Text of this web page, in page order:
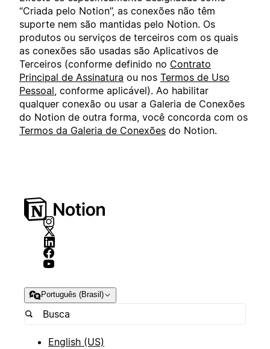
“Criada pelo Notion”, as conexões não têm
suporte nem são mantidas pelo Notion. Os
produtos ou serviços de terceiros com os quais
as conexões são usadas são Aplicativos de
Terceiros (conforme definido no Contrato
Principal de Assinatura ou nos Termos de Uso
Pessoal, conforme aplicável). Ao habilitar
qualquer conexão ou usar a Galeria de Conexões
do Notion de outra forma, você concorda com os
Termos da Galeria de Conexões do Notion.
Português (Brasil)
English (US)